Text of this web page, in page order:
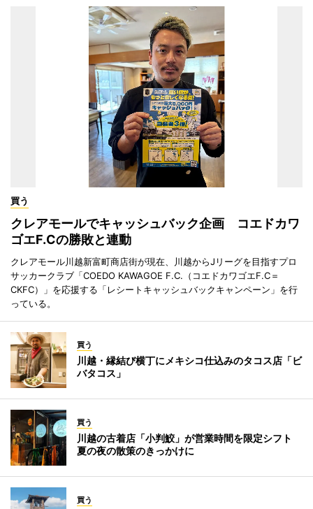
買う
クレアモールでキャッシュバック企画 コエドカワ
ゴエF.Cの勝敗と連動
クレアモール川越新富町商店街が現在、川越からJリーグを目指すプロ
サッカークラブ「COEDO KAWAGOE F.C.（コエドカワゴエF.C＝
CKFC）」を応援する「レシートキャッシュバックキャンペーン」を行
っている。
買う
川越・縁結び横丁にメキシコ仕込みのタコス店「ビ
バタコス」
買う
川越の古着店「小判鮫」が営業時間を限定シフト
夏の夜の散策のきっかけに
買う